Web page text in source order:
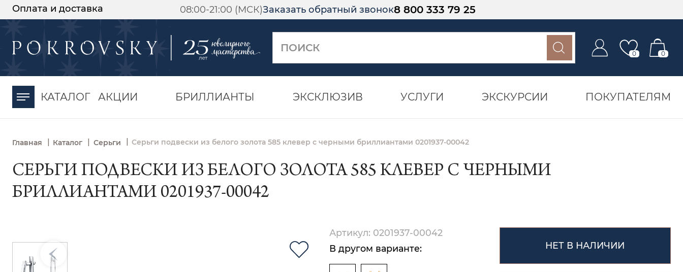
Оплата и доставка 08:00-21:00 (МСК)Заказать обратный звонок8 800 333 79 25
0 0
КАТАЛОГ АКЦИИ БРИЛЛИАНТЫ ЭКСКЛЮЗИВ УСЛУГИ ЭКСКУРСИИ ПОКУПАТЕЛЯМ
Главная | Каталог | Серьги Серьги подвески из белого золота 585 клевер с черными бриллиантами 0201937-00042
СЕРЬГИ ПОДВЕСКИ ИЗ БЕЛОГО ЗОЛОТА 585 КЛЕВЕР С ЧЕРНЫМИ
БРИЛЛИАНТАМИ 0201937-00042
Артикул: 0201937-00042
В другом варианте:
НЕТ В НАЛИЧИИ
-30%
момента оплаты